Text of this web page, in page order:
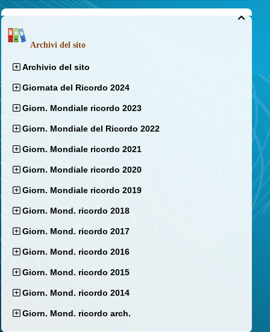

Archivi del sito
Archivio del sito
Giornata del Ricordo 2024
Giorn. Mondiale ricordo 2023
Giorn. Mondiale del Ricordo 2022
Giorn. Mondiale ricordo 2021
Giorn. Mondiale ricordo 2020
Giorn. Mondiale ricordo 2019
Giorn. Mond. ricordo 2018
Giorn. Mond. ricordo 2017
Giorn. Mond. ricordo 2016
Giorn. Mond. ricordo 2015
Giorn. Mond. ricordo 2014
Giorn. Mond. ricordo arch.